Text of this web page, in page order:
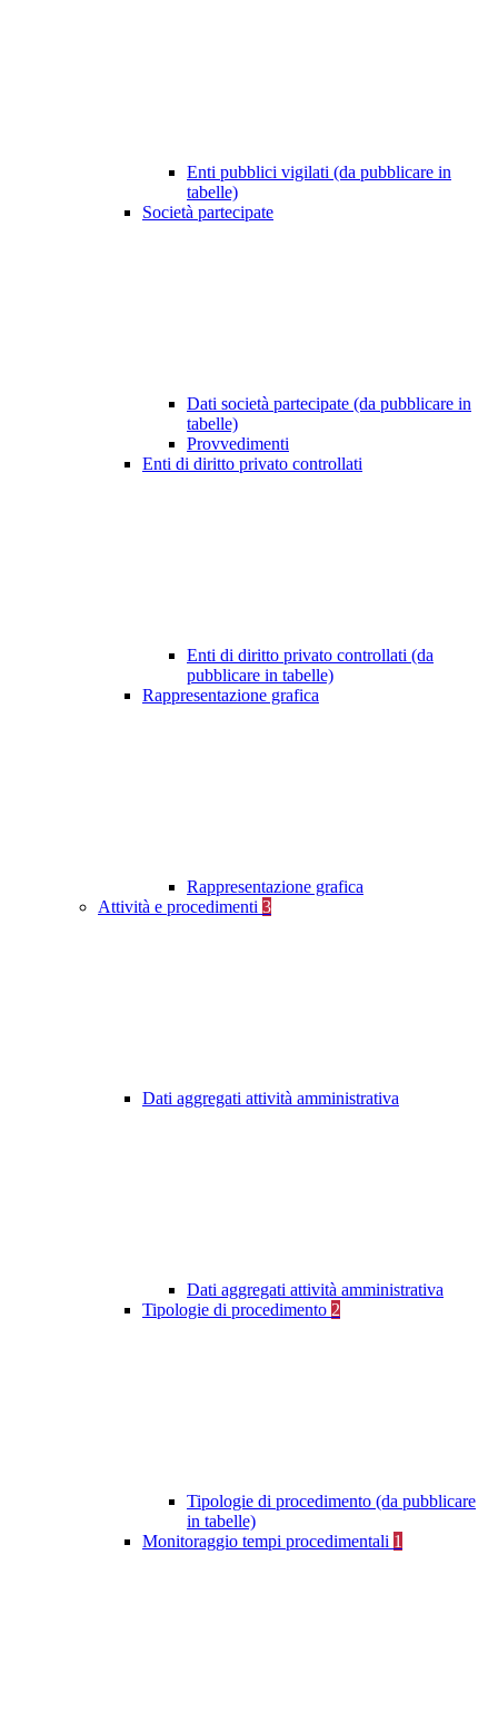
Enti pubblici vigilati (da pubblicare in
tabelle)
Società partecipate
Dati società partecipate (da pubblicare in
tabelle)
Provvedimenti
Enti di diritto privato controllati
Enti di diritto privato controllati (da
pubblicare in tabelle)
Rappresentazione grafica
Rappresentazione grafica
Attività e procedimenti 3
Dati aggregati attività amministrativa
Dati aggregati attività amministrativa
Tipologie di procedimento 2
Tipologie di procedimento (da pubblicare
in tabelle)
Monitoraggio tempi procedimentali 1